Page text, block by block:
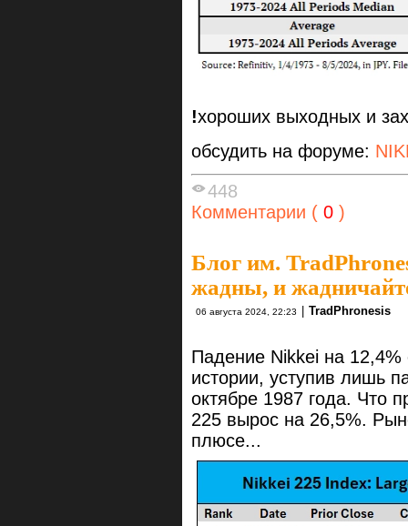
!хороших выходных и
обсудить на форуме:
448
Комментарии ( 0 )
Блог им.
жадны, и
06 августа 2024, 22:23 TradPhronesis
Падение Nikkei на 12,4%
истории, уступив лишь
октябре 1987 года. Что
225 вырос на 26,5%.
плюсе...